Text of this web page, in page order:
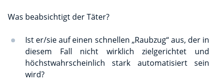
Was beabsichtigt der Täter?
Ist er/sie auf einen schnellen „Raubzug“ aus, der in
diesem Fall nicht wirklich zielgerichtet und
höchstwahrscheinlich stark automatisiert sein
wird?